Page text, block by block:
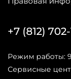
+7 (812) 702-
Режим работы:
Сервисные